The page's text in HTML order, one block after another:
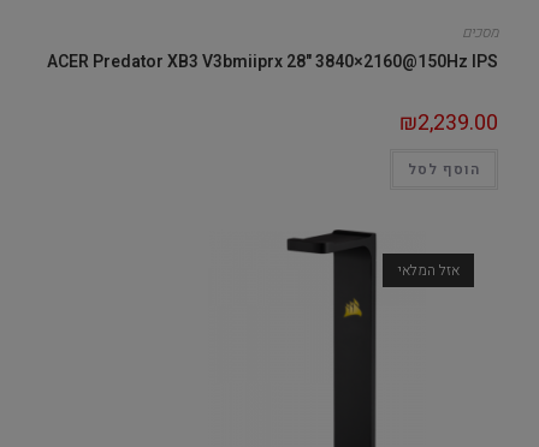
מסכים
ACER Predator XB3 V3bmiiprx 28" 3840×2160@150Hz IPS
₪2,239.00
הוסף לסל
אזל המלאי